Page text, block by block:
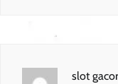
slot